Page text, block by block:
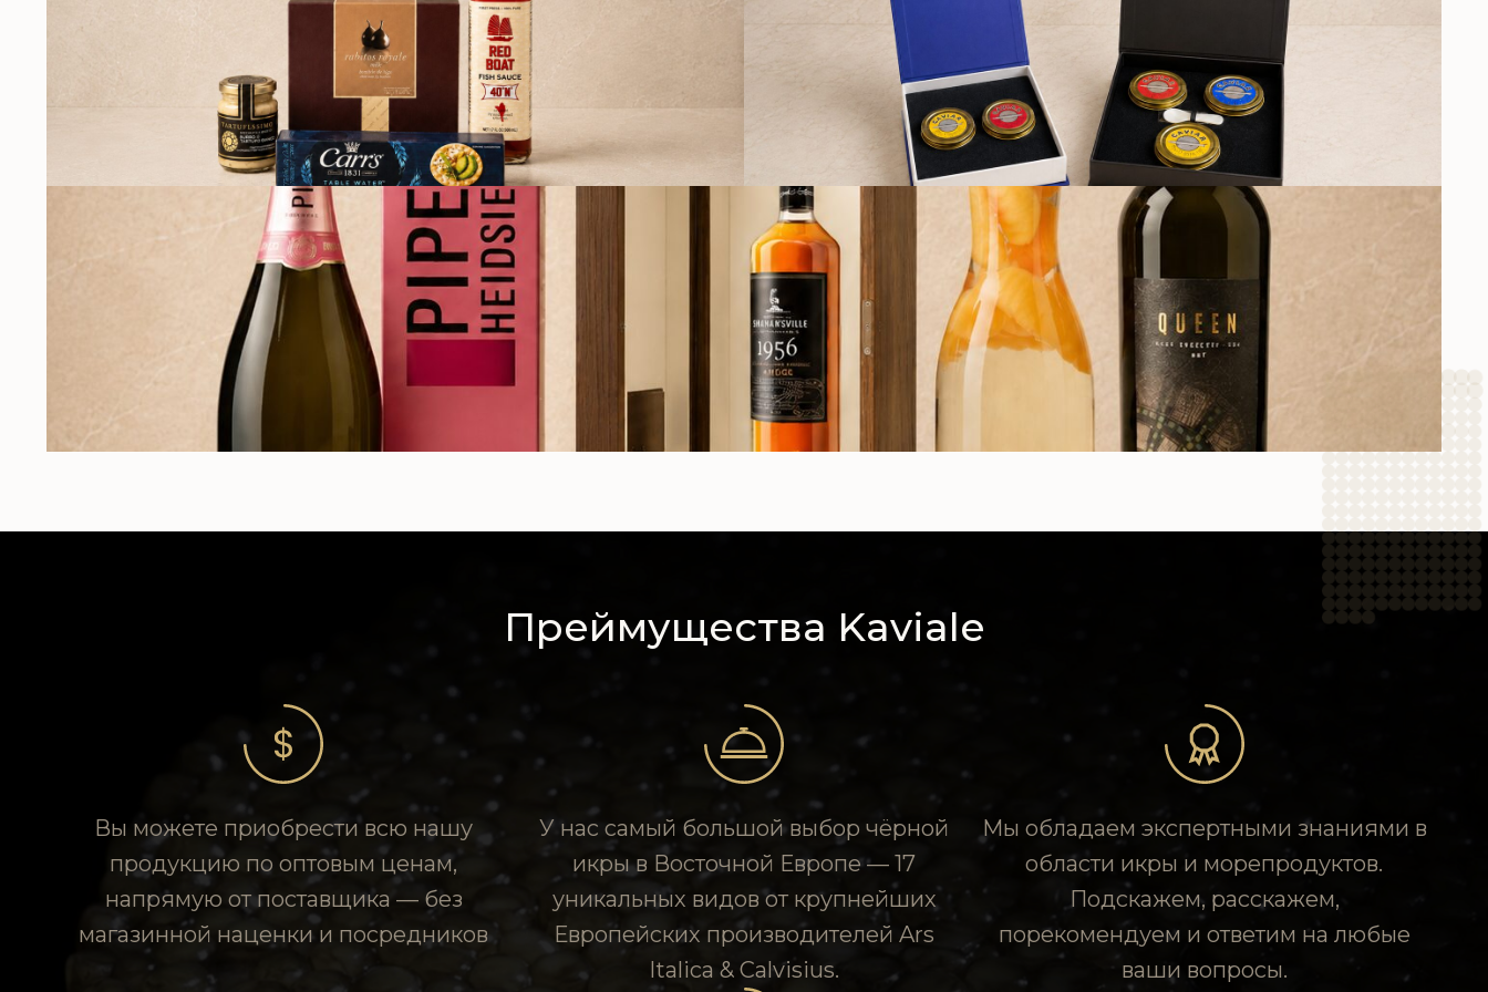
БАКАЛЕЯ ПОДАРОЧНЫЕ НАБОРЫ
НАПИТКИ
Преймущества Kaviale
Вы можете приобрести всю нашу
продукцию по оптовым ценам,
напрямую от поставщика — без
магазинной наценки и посредников
У нас самый большой выбор чёрной
икры в Восточной Европе — 17
уникальных видов от крупнейших
Европейских производителей Ars
Italica & Calvisius.
Мы обладаем экспертными знаниями в
области икры и морепродуктов.
Подскажем, расскажем,
порекомендуем и ответим на любые
ваши вопросы.